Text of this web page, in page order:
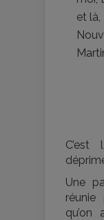
et là,
Une